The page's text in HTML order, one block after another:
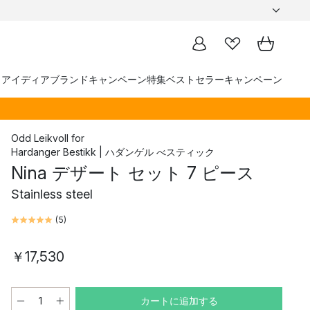
イディアブランドキャンペーン特集ベストセラーキャンペーン
Odd Leikvoll for
Hardanger Bestikk | ハダンゲル べスティック
Nina デザート セット 7 ピース
Stainless steel
(5)
￥17,530
カートに追加する